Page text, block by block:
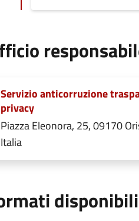
Servizio anticorruzione
privacy
Piazza Eleonora, 25, 09170
Italia
disponibili